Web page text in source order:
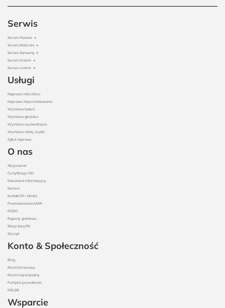
Serwis
Serwis Huawei +
Serwis Motorola +
Serwis Samsung +
Serwis Xiaomi +
Serwis realme +
Usługi
Naprawa mikrofonu
Naprawa złącza ładowania
Wymiana baterii
Wymiana głośnika
Wymiana wyświetlacza
Wymiana zbitej szybki
Zgłoś naprawę
O nas
Akcjonariat
Certyfikacja ISO
Dokument informacyjny
Kariera
Kontakt RI i Media
Powiadomienia MAR
RODO
Raporty giełdowe
Sklep KaryON
Zarząd
Konto & Społeczność
Blog
Klient biznesowy
Klient indywidualny
Polityka prywatności
RŚUDE
Wsparcie